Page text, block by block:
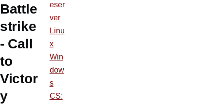
Battle
strike
- Call
to
Victor
y
eser
ver
Linu
x
Win
dow
s
CS: